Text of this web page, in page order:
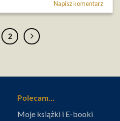
Napisz komentarz
2
Polecam...
Moje książki i E-booki